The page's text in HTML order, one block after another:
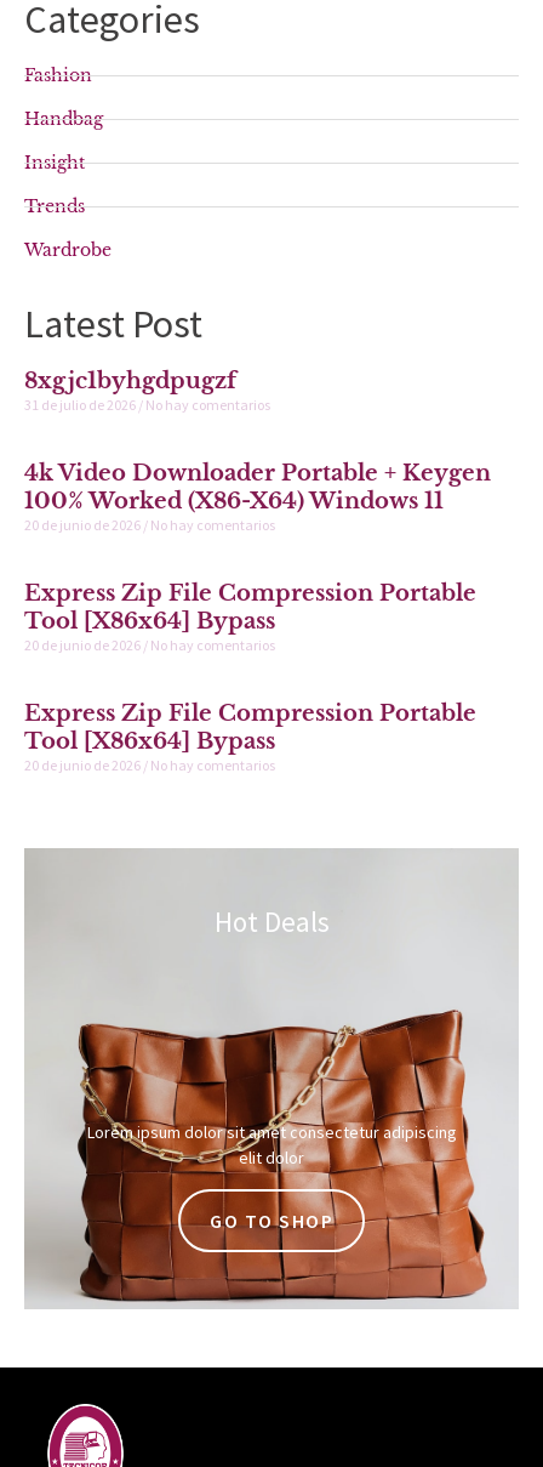
Categories
Fashion
Handbag
Insight
Trends
Wardrobe
Latest Post
8xgjc1byhgdpugzf
31 de julio de 2026 No hay comentarios
4k Video Downloader Portable + Keygen
100% Worked (x86-X64) Windows 11
20 de junio de 2026 No hay comentarios
Express Zip File Compression Portable
Tool [x86x64] Bypass
20 de junio de 2026 No hay comentarios
Express Zip File Compression Portable
Tool [x86x64] Bypass
20 de junio de 2026 No hay comentarios
Hot Deals
Lorem ipsum dolor sit amet consectetur adipiscing
elit dolor
GO TO SHOP